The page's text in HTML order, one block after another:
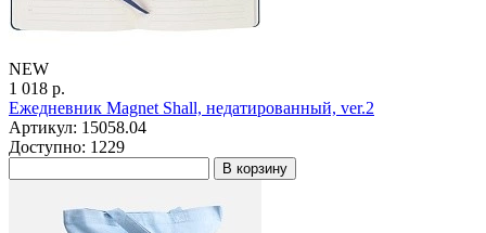
NEW
1 018 р.
Ежедневник Magnet Shall, недатированный, ver.2
Артикул: 15058.04
Доступно: 1229
В корзину